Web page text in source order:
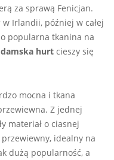
za sprawą Fenicjan.
w Irlandii, później w całej
popularna tkanina na
hurt cieszy się
mocna i tkana
Z jednej
materiał o ciasnej
idealny na
dużą popularność, a